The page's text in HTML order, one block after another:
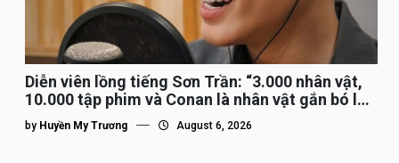
Diễn viên lồng tiếng Sơn Trần: “3.000 nhân vật,
10.000 tập phim và Conan là nhân vật gắn bó lâu
nhất”
by Huyền My Trương August 6, 2026